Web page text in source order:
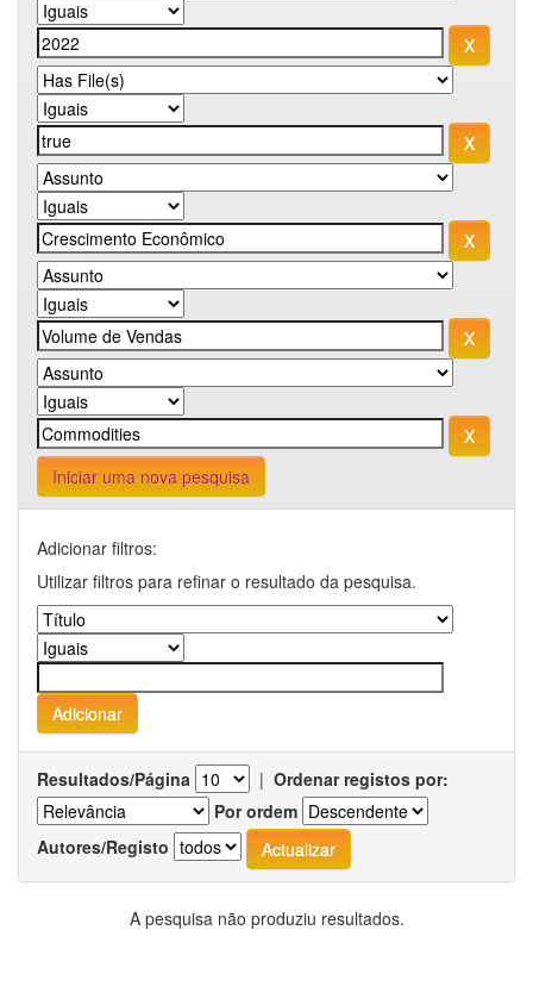
Iniciar uma nova pesquisa
Adicionar filtros:
Utilizar filtros para refinar o resultado da pesquisa.
Resultados/Página | Ordenar registos por:
Por ordem
Autores/Registo
A pesquisa não produziu resultados.